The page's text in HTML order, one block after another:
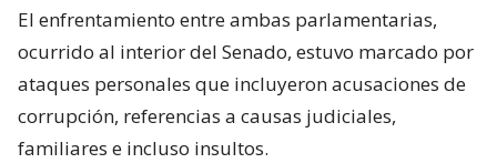
El enfrentamiento entre ambas parlamentarias,
ocurrido al interior del Senado, estuvo marcado por
ataques personales que incluyeron acusaciones de
corrupción, referencias a causas judiciales,
familiares e incluso insultos.